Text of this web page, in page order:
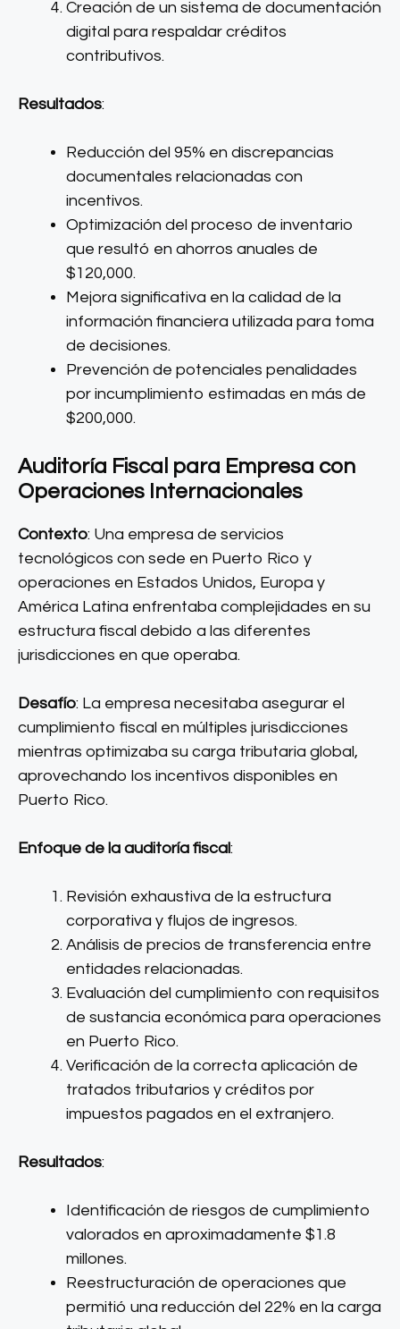
Creación de un sistema de documentación
digital para respaldar créditos
contributivos.
Resultados:
Reducción del 95% en discrepancias
documentales relacionadas con
incentivos.
Optimización del proceso de inventario
que resultó en ahorros anuales de
$120,000.
Mejora significativa en la calidad de la
información financiera utilizada para toma
de decisiones.
Prevención de potenciales penalidades
por incumplimiento estimadas en más de
$200,000.
Auditoría Fiscal para Empresa con
Operaciones Internacionales
Contexto: Una empresa de servicios
tecnológicos con sede en Puerto Rico y
operaciones en Estados Unidos, Europa y
América Latina enfrentaba complejidades en su
estructura fiscal debido a las diferentes
jurisdicciones en que operaba.
Desafío: La empresa necesitaba asegurar el
cumplimiento fiscal en múltiples jurisdicciones
mientras optimizaba su carga tributaria global,
aprovechando los incentivos disponibles en
Puerto Rico.
Enfoque de la auditoría fiscal:
Revisión exhaustiva de la estructura
corporativa y flujos de ingresos.
Análisis de precios de transferencia entre
entidades relacionadas.
Evaluación del cumplimiento con requisitos
de sustancia económica para operaciones
en Puerto Rico.
Verificación de la correcta aplicación de
tratados tributarios y créditos por
impuestos pagados en el extranjero.
Resultados:
Identificación de riesgos de cumplimiento
valorados en aproximadamente $1.8
millones.
Reestructuración de operaciones que
permitió una reducción del 22% en la carga